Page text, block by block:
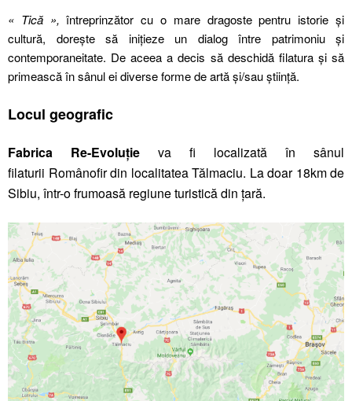
« Tică »,întreprinzător cu o mare dragoste pentru istorie și
cultură, dorește să inițieze un dialog între patrimoniu și
contemporaneitate. De aceea a decis să deschidă filatura și să
primească în sânul ei diverse forme de artă și/sau știință.
Locul geografic
Fabrica Re-Evoluție va fi localizată în sânul
filaturii Românofir din localitatea Tălmaciu. La doar 18km de
Sibiu, într-o frumoasă regiune turistică din țară.